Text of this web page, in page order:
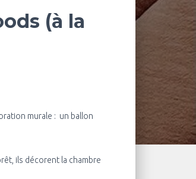
(à la
murale : un ballon
ils décorent la chambre